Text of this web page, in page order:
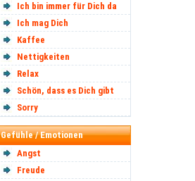
Ich bin immer für Dich da
Ich mag Dich
Kaffee
Nettigkeiten
Relax
Schön, dass es Dich gibt
Sorry
Gefühle / Emotionen
Angst
Freude